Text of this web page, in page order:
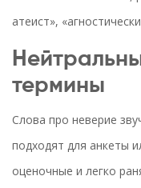
атеист»,
термины
Слова про неверие
подходят для анкеты
оценочные и легко